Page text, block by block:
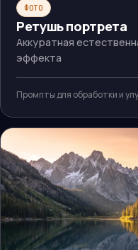
ФОТО
Ретушь портрета
Аккуратная
эффекта
Промпты для обработки и